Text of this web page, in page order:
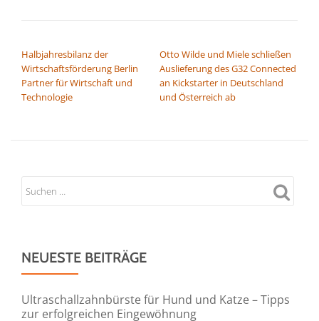
Halbjahresbilanz der
Wirtschaftsförderung Berlin
Partner für Wirtschaft und
Technologie
Otto Wilde und Miele schließen
Auslieferung des G32 Connected
an Kickstarter in Deutschland
und Österreich ab
NEUESTE BEITRÄGE
Ultraschallzahnbürste für Hund und Katze – Tipps
zur erfolgreichen Eingewöhnung